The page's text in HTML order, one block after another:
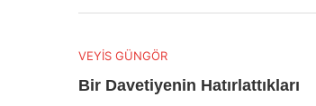
VEYİS GÜNGÖR
Bir Davetiyenin Hatırlattıkları